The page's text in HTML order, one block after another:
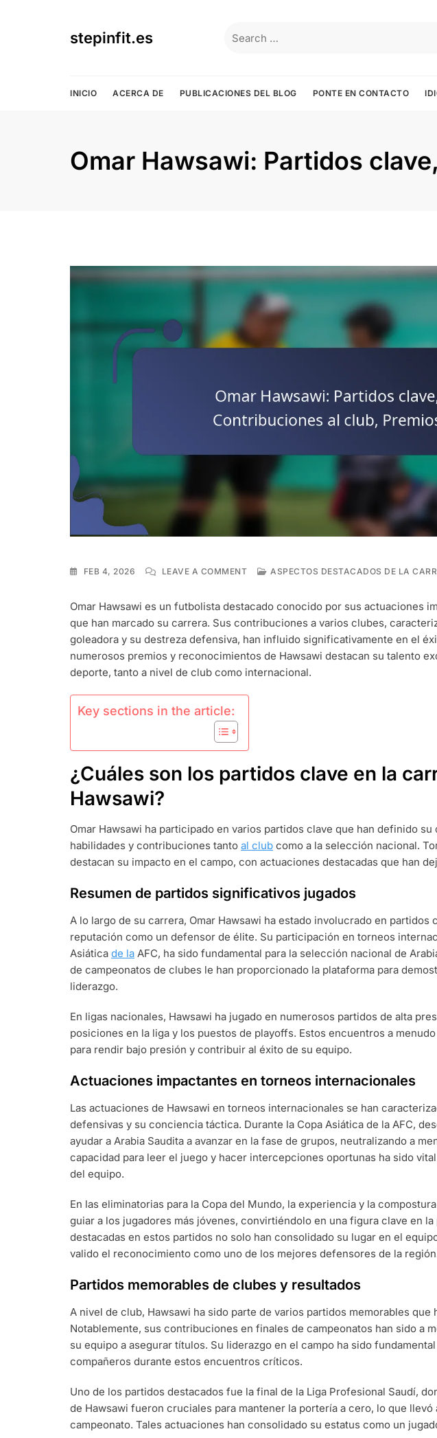
stepinfit.es
for:
INICIO ACERCA DE PUBLICACIONES DEL BLOG PONTE EN CONTACTO
Omar Hawsawi: Partidos
FEB 4, 2026 LEAVE A COMMENTON
PARTIDOS
CLAVE,
CONTRIBUCIONES
CLUB,
PREMIOS
ASPECTOS DESTACADOS DE LA
Omar Hawsawi es un futbolista destacado conocido por sus actuaciones
que han marcado su carrera. Sus contribuciones a varios clubes,
goleadora y su destreza defensiva, han influido significativamente en el
numerosos premios y reconocimientos de Hawsawi destacan su talento
deporte, tanto a nivel de club como internacional.
Key sections in the article:
¿Cuáles son los partidos clave en la
Hawsawi?
Omar Hawsawi ha participado en varios partidos clave que han definido
habilidades y contribuciones tanto al club como a la selección nacional.
destacan su impacto en el campo, con actuaciones destacadas que han
Resumen de partidos significativos jugados
A lo largo de su carrera, Omar Hawsawi ha estado involucrado en partidos
reputación como un defensor de élite. Su participación en torneos
Asiática de la AFC, ha sido fundamental para la selección nacional de
de campeonatos de clubes le han proporcionado la plataforma para
liderazgo.
En ligas nacionales, Hawsawi ha jugado en numerosos partidos de alta
posiciones en la liga y los puestos de playoffs. Estos encuentros a
para rendir bajo presión y contribuir al éxito de su equipo.
Actuaciones impactantes en torneos internacionales
Las actuaciones de Hawsawi en torneos internacionales se han
defensivas y su conciencia táctica. Durante la Copa Asiática de la AFC,
ayudar a Arabia Saudita a avanzar en la fase de grupos, neutralizando a
capacidad para leer el juego y hacer intercepciones oportunas ha sido
del equipo.
En las eliminatorias para la Copa del Mundo, la experiencia y la
guiar a los jugadores más jóvenes, convirtiéndolo en una figura clave en
destacadas en estos partidos no solo han consolidado su lugar en el
valido el reconocimiento como uno de los mejores defensores de la
Partidos memorables de clubes y resultados
A nivel de club, Hawsawi ha sido parte de varios partidos memorables que
Notablemente, sus contribuciones en finales de campeonatos han sido a
su equipo a asegurar títulos. Su liderazgo en el campo ha sido
compañeros durante estos encuentros críticos.
Uno de los partidos destacados fue la final de la Liga Profesional Saudí,
de Hawsawi fueron cruciales para mantener la portería a cero, lo que llevó
campeonato. Tales actuaciones han consolidado su estatus como un